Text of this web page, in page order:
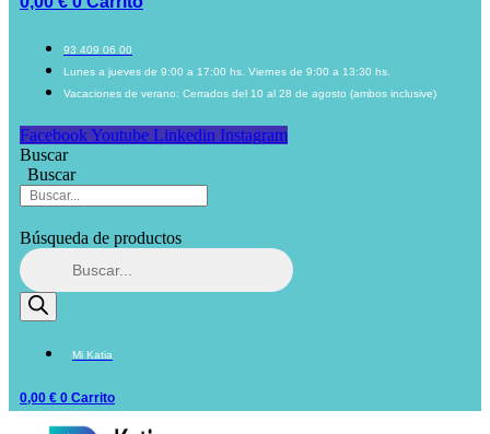
93 409 06 00
Lunes a jueves de 9:00 a 17:00 hs. Viernes de 9:00 a 13:30 hs.
Vacaciones de verano: Cerrados del 10 al 28 de agosto (ambos inclusive)
Facebook Youtube Linkedin Instagram
Buscar
Buscar
Búsqueda de productos
Mi Katia
0,00 € 0 Carrito